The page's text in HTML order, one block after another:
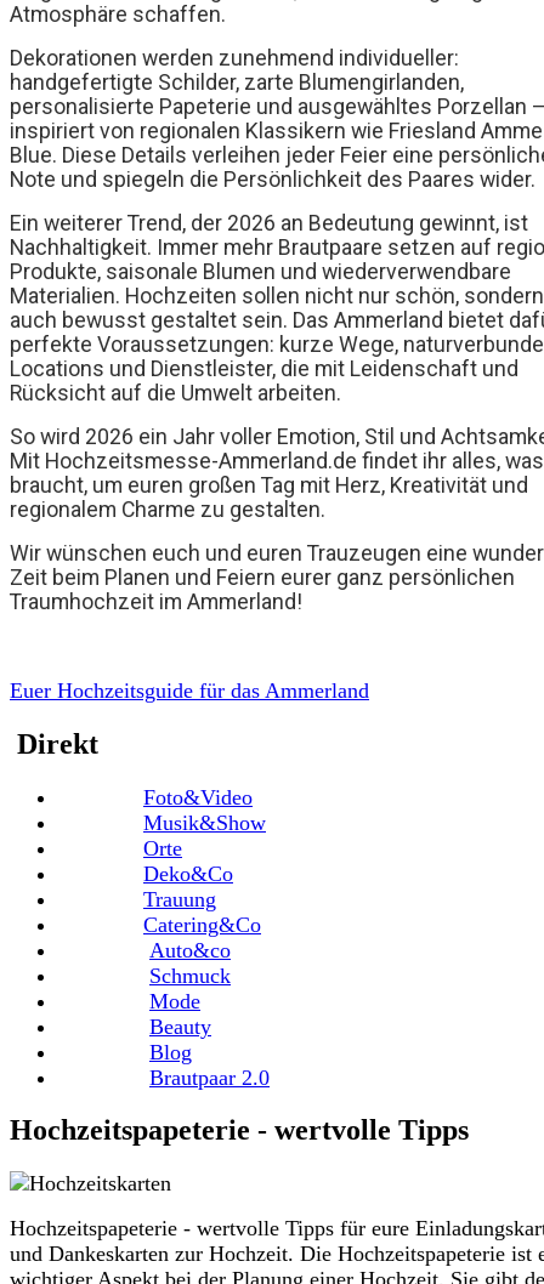
Atmosphäre schaffen.
Dekorationen werden zunehmend individueller:
handgefertigte Schilder, zarte Blumengirlanden,
personalisierte Papeterie und ausgewähltes Porzellan
inspiriert von regionalen Klassikern wie Friesland
Blue. Diese Details verleihen jeder Feier eine
Note und spiegeln die Persönlichkeit des Paares wider.
Ein weiterer Trend, der 2026 an Bedeutung gewinnt, ist
Nachhaltigkeit. Immer mehr Brautpaare setzen auf
Produkte, saisonale Blumen und wiederverwendbare
Materialien. Hochzeiten sollen nicht nur schön, sondern
auch bewusst gestaltet sein. Das Ammerland bietet
perfekte Voraussetzungen: kurze Wege,
Locations und Dienstleister, die mit Leidenschaft und
Rücksicht auf die Umwelt arbeiten.
So wird 2026 ein Jahr voller Emotion, Stil und
Mit Hochzeitsmesse-Ammerland.de findet ihr alles,
braucht, um euren großen Tag mit Herz, Kreativität und
regionalem Charme zu gestalten.
Wir wünschen euch und euren Trauzeugen eine
Zeit beim Planen und Feiern eurer ganz persönlichen
Traumhochzeit im Ammerland!
Euer Hochzeitsguide für das Ammerland
Direkt
Foto&Video
Musik&Show
Orte
Deko&Co
Trauung
Catering&Co
Auto&co
Schmuck
Mode
Beauty
Blog
Brautpaar 2.0
Hochzeitspapeterie - wertvolle Tipps
Hochzeitspapeterie - wertvolle Tipps für eure
und Dankeskarten zur Hochzeit. Die Hochzeitspapeterie ist